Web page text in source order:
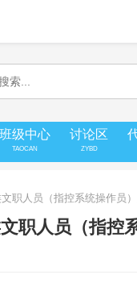
班级中心
TAOCAN
讨论区
ZYBD
职人员（指控系统操作员
职人员（指控